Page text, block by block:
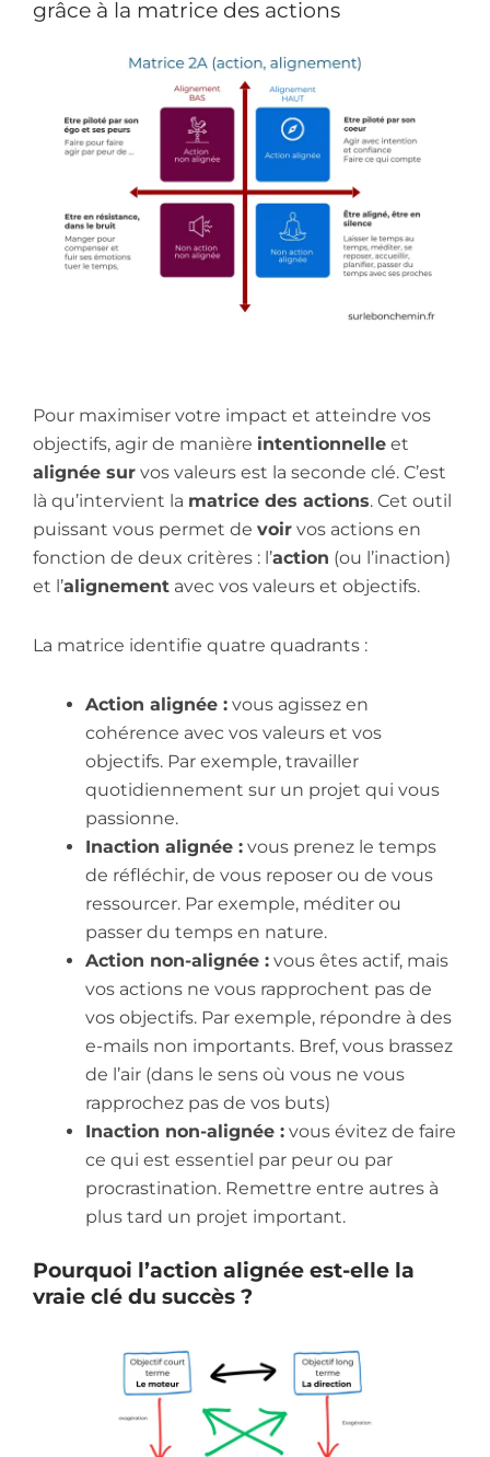
grâce à la matrice des actions
Pour maximiser votre impact et atteindre vos
objectifs, agir de manière intentionnelle et
alignée sur vos valeurs est la seconde clé. C’est
là qu’intervient la matrice des actions. Cet outil
puissant vous permet de voir vos actions en
fonction de deux critères : l’action (ou l’inaction)
et l’alignement avec vos valeurs et objectifs.
La matrice identifie quatre quadrants :
Action alignée : vous agissez en
cohérence avec vos valeurs et vos
objectifs. Par exemple, travailler
quotidiennement sur un projet qui vous
passionne.
Inaction alignée : vous prenez le temps
de réfléchir, de vous reposer ou de vous
ressourcer. Par exemple, méditer ou
passer du temps en nature.
Action non-alignée : vous êtes actif, mais
vos actions ne vous rapprochent pas de
vos objectifs. Par exemple, répondre à des
e-mails non importants. Bref, vous brassez
de l’air (dans le sens où vous ne vous
rapprochez pas de vos buts)
Inaction non-alignée : vous évitez de faire
ce qui est essentiel par peur ou par
procrastination. Remettre entre autres à
plus tard un projet important.
Pourquoi l’action alignée est-elle la
vraie clé du succès ?